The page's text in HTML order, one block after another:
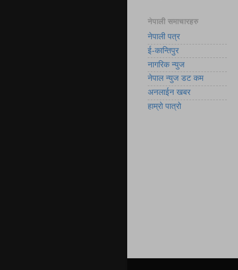
नेपाली समाचारहरु
नेपाली पत्र
ई-कान्तिपुर
नागरिक न्युज
नेपाल न्युज डट कम
अनलाईन खबर
हाम्रो पात्रो